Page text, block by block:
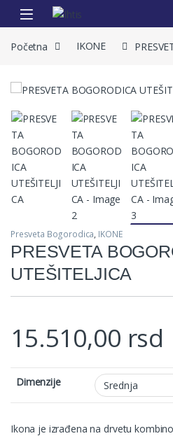
Početna IKONE
Presveta Bogorodica, IKONE
PRESVETA
UTEŠITELJICA
15.510,00 rsd
Dimenzije
Ikona je izrađena na drvetu